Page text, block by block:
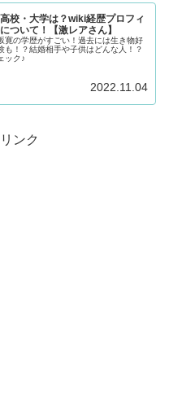
校・大学は？wiki経歴プロフィ
ついて！【激レアさん】
寛の学歴がすごい！過去には生き物好
も！？結婚相手や子供はどんな人！？
ック♪
2022.11.04
ンク